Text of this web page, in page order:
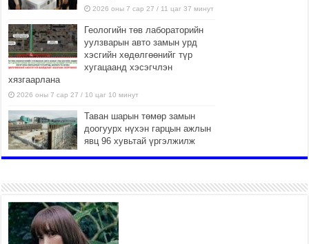
2026 оны 7 сар 27 / 11 цаг 37 минут
Геологийн төв лабораторийн
уулзварын авто замын урд
хэсгийн хөдөлгөөнийг түр
хугацаанд хэсэгчлэн
хязгаарлана
2026 оны 7 сар 27 / 10 цаг 10 минут
Таван шарын төмөр замын
доогуурх нүхэн гарцын ажлын
явц 96 хувьтай үргэлжилж
Нийслэлийн харьяа амаржих
газруудыг “Эх, хүүхдийн төв”
болгон өргөтгөнө
2026 оны 7 сар 27 / 9 цаг 58 минут